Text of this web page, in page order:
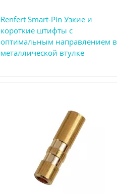
Renfert Smart-Pin Узкие и
короткие штифты с
оптимальным направлением в
металлической втулке